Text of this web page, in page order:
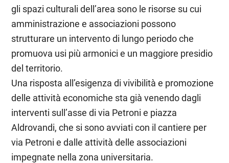
gli spazi culturali dell’area sono le risorse su cui
amministrazione e associazioni possono
strutturare un intervento di lungo periodo che
promuova usi più armonici e un maggiore presidio
del territorio.
Una risposta all’esigenza di vivibilità e promozione
delle attività economiche sta già venendo dagli
interventi sull’asse di via Petroni e piazza
Aldrovandi, che si sono avviati con il cantiere per
via Petroni e dalle attività delle associazioni
impegnate nella zona universitaria.